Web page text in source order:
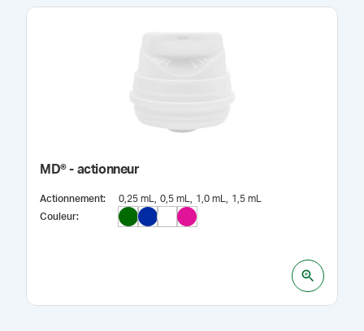
MD® - actionneur
Actionnement: 0,25 mL 0,5 mL 1,0 mL
1,5 mL
Couleur: